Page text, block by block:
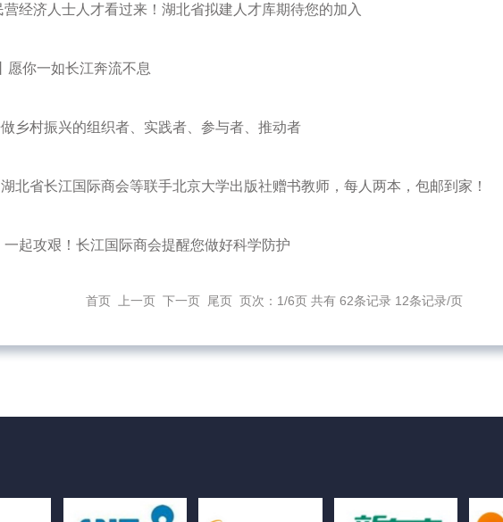
营经济人士人才看过来！湖北省拟建人才库期待您的加入
愿你一如长江奔流不息
乡村振兴的组织者、实践者、参与者、推动者
北省长江国际商会等联手北京大学出版社赠书教师，每人两本，包邮到家！
一起攻艰！长江国际商会提醒您做好科学防护
首页 上一页 下一页 尾页 页次：1/6页 共有 62条记录 12条记录/页